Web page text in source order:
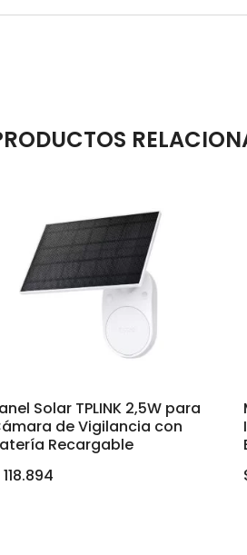
Solar TPLINK 2,5W para
de Vigilancia con
Recargable
118.894